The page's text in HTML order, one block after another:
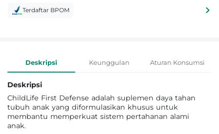
Terdaftar BPOM
Informasi Produk
Deskripsi Keunggulan Aturan Konsumsi
Deskripsi
ChildLife First Defense adalah suplemen daya tahan
tubuh anak yang diformulasikan khusus untuk
membantu memperkuat sistem pertahanan alami
anak.